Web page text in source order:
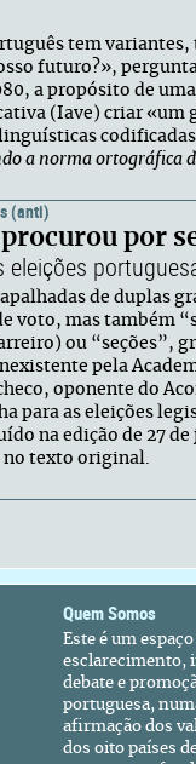
tem
futuro?»,
a propósito de
(Iave) criar «um
a norma ortográfica
(anti)
por
eleições
de duplas
voto, mas também
ou “seções”,
pela
oponente do
para as eleições
na edição de 27
no texto original.
Quem Somos
Este é um espaço
esclarecimento,
debate e
portuguesa,
afirmação dos
dos oito países